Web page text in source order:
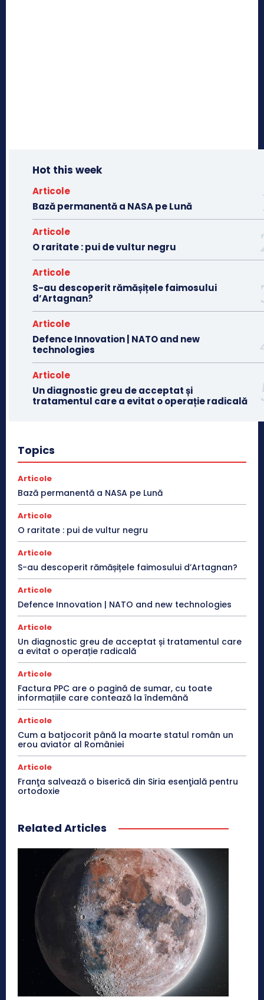
Hot this week
Articole
Bază permanentă a NASA pe Lună
Articole
O raritate : pui de vultur negru
Articole
S-au descoperit rămășițele faimosului
d’Artagnan?
Articole
Defence Innovation | NATO and new
technologies
Articole
Un diagnostic greu de acceptat și
tratamentul care a evitat o operație radicală
Topics
Articole
Bază permanentă a NASA pe Lună
Articole
O raritate : pui de vultur negru
Articole
S-au descoperit rămășițele faimosului d’Artagnan?
Articole
Defence Innovation | NATO and new technologies
Articole
Un diagnostic greu de acceptat și tratamentul care
a evitat o operație radicală
Articole
Factura PPC are o pagină de sumar, cu toate
informațiile care contează la îndemână
Articole
Cum a batjocorit până la moarte statul român un
erou aviator al României
Articole
Franţa salvează o biserică din Siria esenţială pentru
ortodoxie
Related Articles